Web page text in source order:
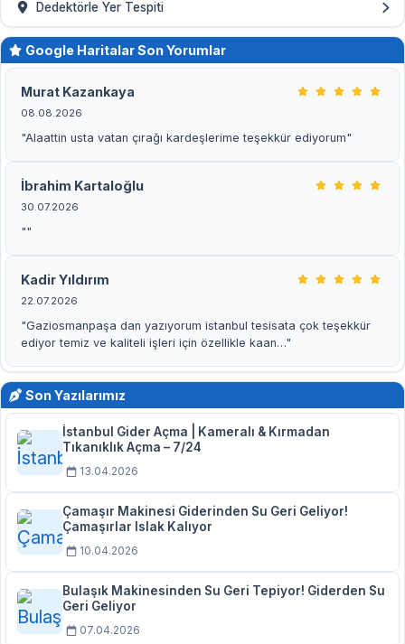
Dedektörle Yer Tespiti
Google Haritalar Son Yorumlar
Murat Kazankaya
08.08.2026
"Alaattin usta vatan çırağı kardeşlerime teşekkür ediyorum"
İbrahim Kartaloğlu
30.07.2026
""
Kadir Yıldırım
22.07.2026
"Gaziosmanpaşa dan yazıyorum istanbul tesisata çok teşekkür
ediyor temiz ve kaliteli işleri için özellikle kaan…"
Son Yazılarımız
İstanbul Gider Açma | Kameralı & Kırmadan
Tıkanıklık Açma – 7/24
13.04.2026
Çamaşır Makinesi Giderinden Su Geri Geliyor!
Çamaşırlar Islak Kalıyor
10.04.2026
Bulaşık Makinesinden Su Geri Tepiyor! Giderden Su
Geri Geliyor
07.04.2026